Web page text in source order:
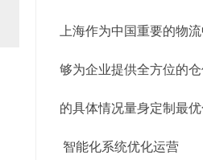
上海作为中国重要的物
够为企业提供全方位的
的具体情况量身定制最
智能化系统优化运营